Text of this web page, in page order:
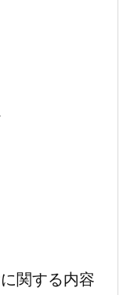
関する内容